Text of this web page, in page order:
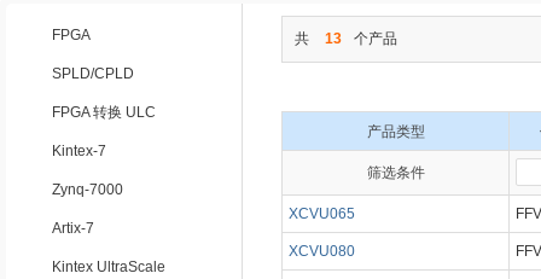
共 13 个产品
产品类型
筛选条件
▼
XCVU065
XCVU080
FPGA
SPLD/CPLD
FPGA 转换 ULC
Kintex-7
Zynq-7000
Artix-7
Kintex UltraScale